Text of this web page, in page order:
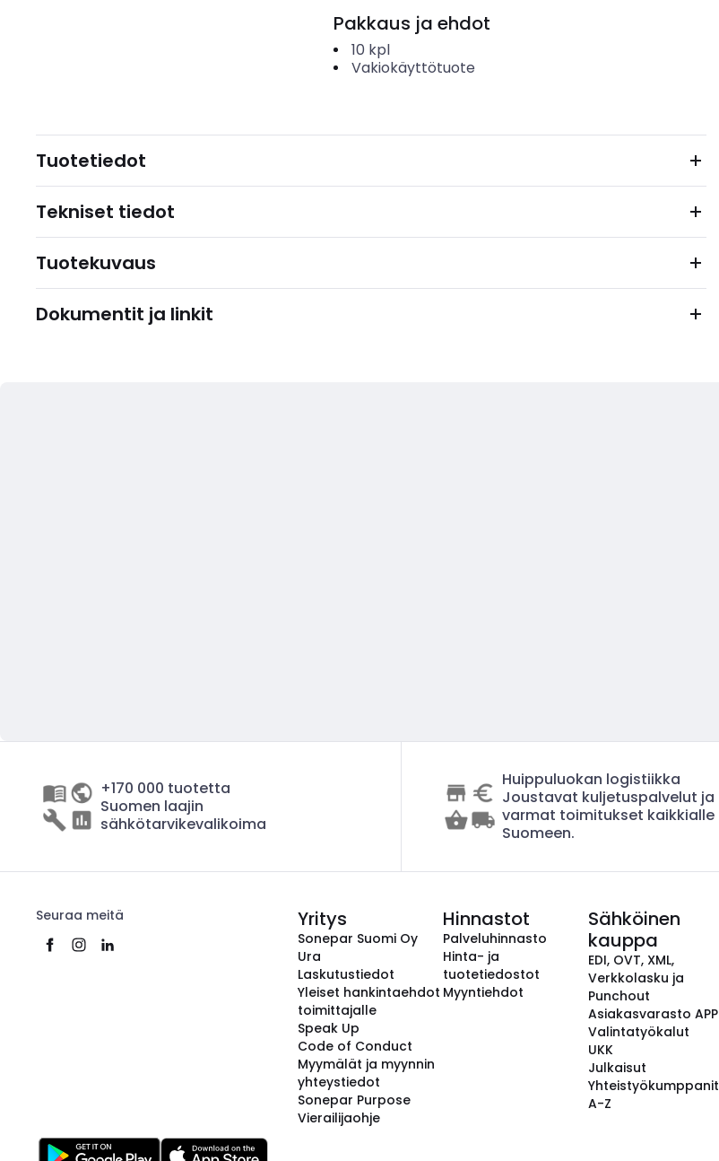
Pakkaus ja ehdot
10 kpl
Vakiokäyttötuote
Tuotetiedot
Tekniset tiedot
Tuotekuvaus
Dokumentit ja linkit
+170 000 tuotetta
Suomen laajin
sähkötarvikevalikoima
Huippuluokan logistiikka
Joustavat kuljetuspalvelut ja
varmat toimitukset kaikkialle
Suomeen.
Seuraa meitä Yritys
Sonepar Suomi Oy
Ura
Laskutustiedot
Yleiset hankintaehdot
toimittajalle
Speak Up
Code of Conduct
Myymälät ja myynnin
yhteystiedot
Sonepar Purpose
Vierailijaohje
Hinnastot
Palveluhinnasto
Hinta- ja
tuotetiedostot
Myyntiehdot
Sähköinen
kauppa
EDI, OVT, XML,
Verkkolasku ja
Punchout
Asiakasvarasto APP
Valintatyökalut
UKK
Julkaisut
Yhteistyökumppanit
A-Z